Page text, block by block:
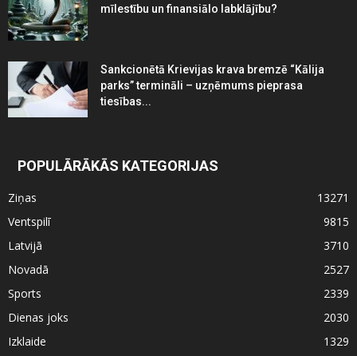
mīlestību un finansiālo labklājību?
Sankcionētā Krievijas krava bremzē “Kālija
parks” termināli – uzņēmums pieprasa
tiesības...
POPULĀRĀKĀS KATEGORIJAS
Ziņas
13271
Ventspilī
9815
Latvijā
3710
Novadā
2527
Sports
2339
Dienas joks
2030
Izklaide
1329